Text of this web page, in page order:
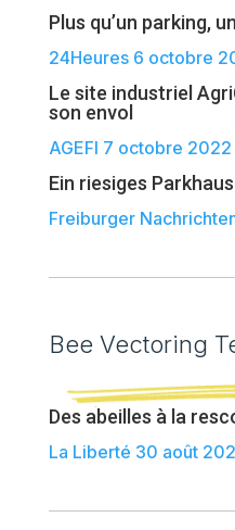
Plus qu’un parking,
24Heures 6 octobre
Le site industriel
son envol
AGEFI 7 octobre 2022
Ein riesiges
Freiburger
Bee Vectoring
Des abeilles à la
La Liberté 30 août